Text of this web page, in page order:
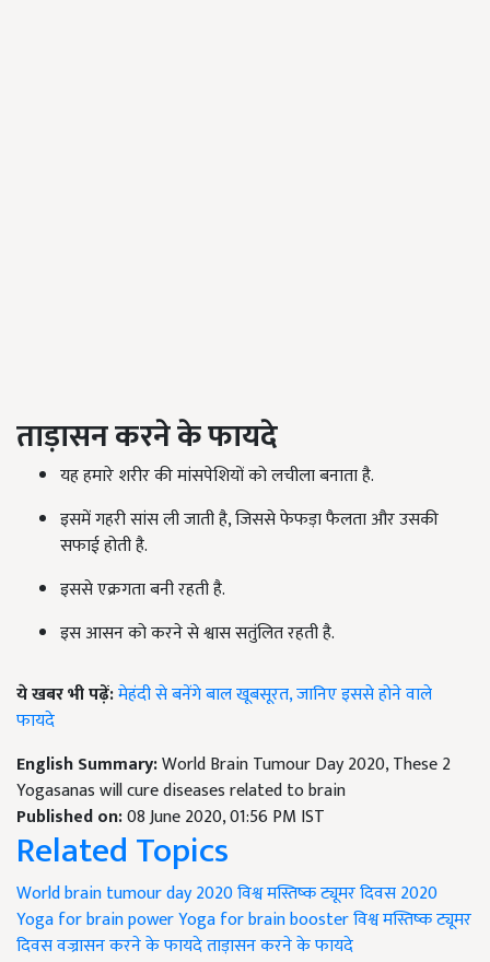
ताड़ासन करने के फायदे
यह हमारे शरीर की मांसपेशियों को लचीला बनाता है.
इसमें गहरी सांस ली जाती है, जिससे फेफड़ा फैलता और उसकी
सफाई होती है.
इससे एक्रगता बनी रहती है.
इस आसन को करने से श्वास सतुंलित रहती है.
ये खबर भी पढ़ें:मेहंदी से बनेंगे बाल खूबसूरत, जानिए इससे होने वाले
फायदे
English Summary:World Brain Tumour Day 2020, These 2
Yogasanas will cure diseases related to brain
Published on:08 June 2020, 01:56 PM IST
Related Topics
World brain tumour day 2020विश्व मस्तिष्क ट्यूमर दिवस 2020
Yoga for brain powerYoga for brain boosterविश्व मस्तिष्क ट्यूमर
दिवसवज्रासन करने के फायदेताड़ासन करने के फायदे